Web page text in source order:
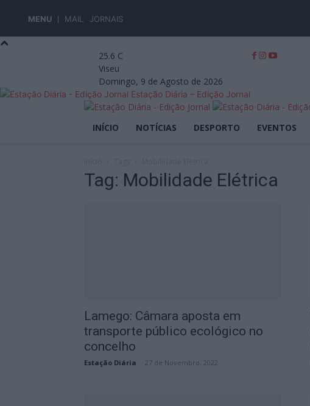
MENU MAIL JORNAIS
25.6 C
Viseu
Domingo, 9 de Agosto de 2026
Estação Diária – Edição Jornal
INÍCIO NOTÍCIAS DESPORTO EVENTOS
Tag: Mobilidade Elétrica
Lamego: Câmara aposta em
transporte público ecológico no
concelho
Estação Diária 27 de Novembro, 2022